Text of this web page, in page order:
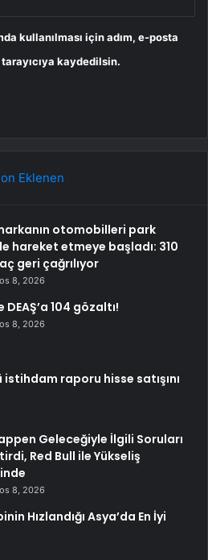
kullanılması için adım, e-posta
kaydedilsin.
Eklenen
otomobilleri park
hareket etmeye başladı: 310
geri çağrılıyor
8, 2026
DEAŞ’a 104 gözaltı!
8, 2026
raporu hisse satışını
Geleceğiyle İlgili Soruları
Red Bull ile Yükseliş
8, 2026
Hızlandığı Asya’da En İyi